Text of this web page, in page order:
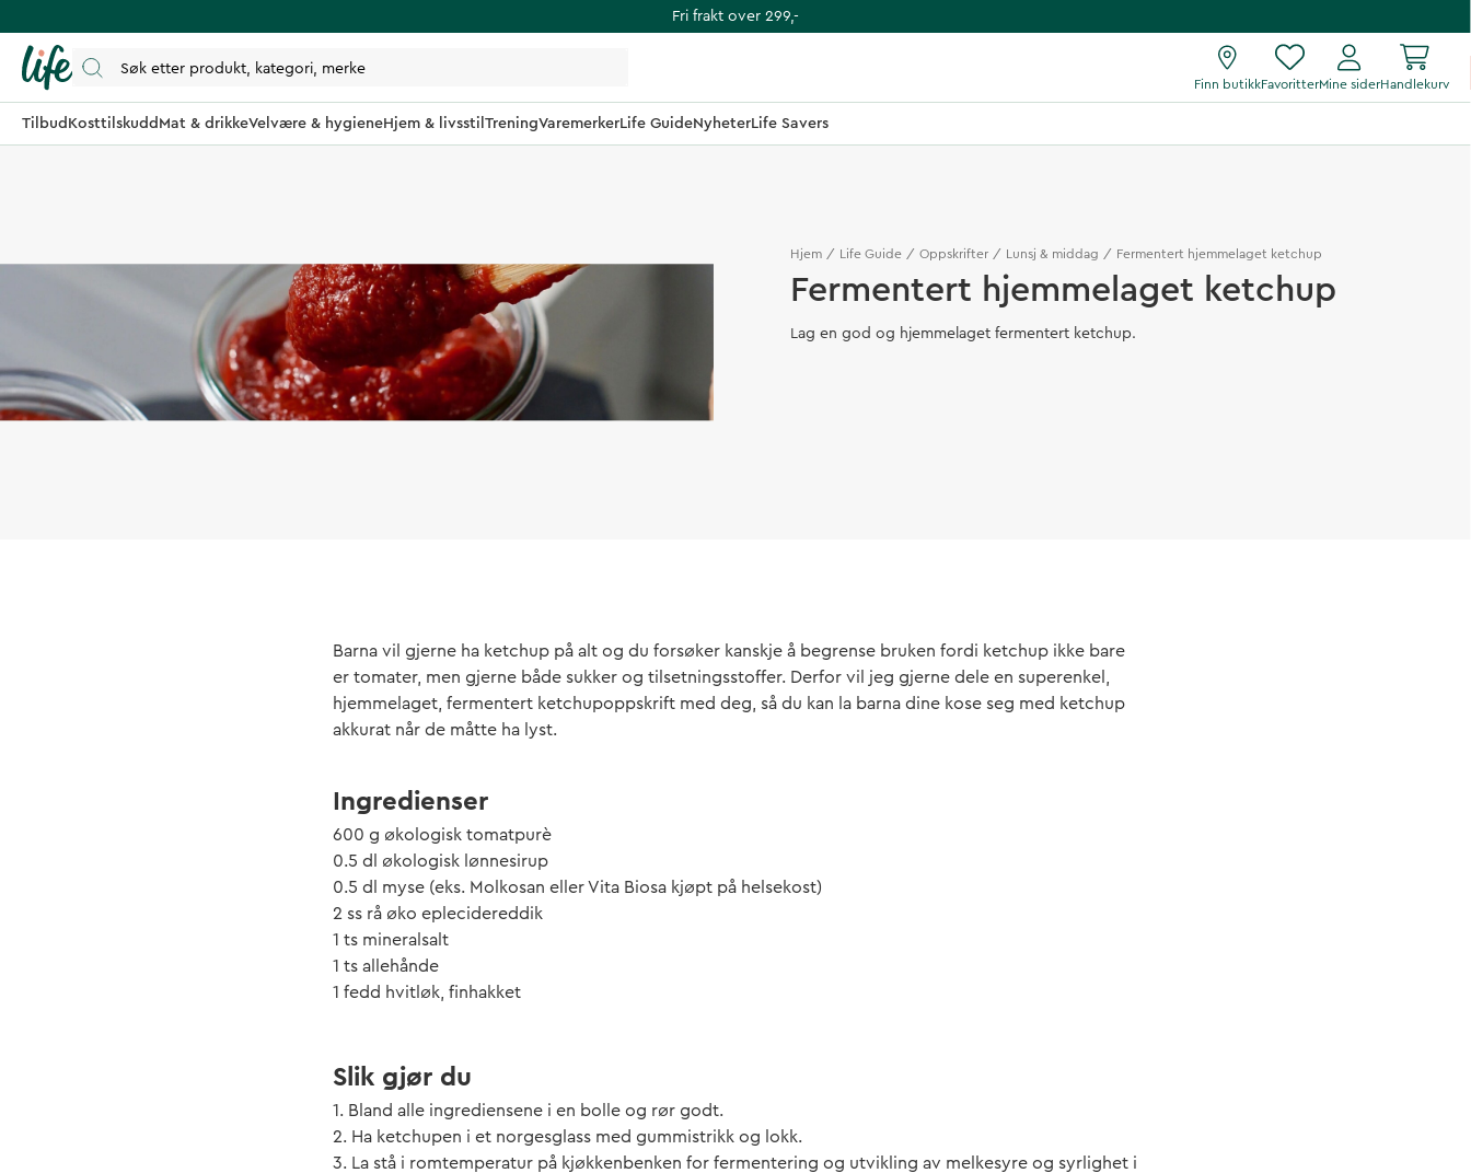
Fri frakt over 299,-
Finn butikkFavoritterMine siderHandlekurv
Tilbud Kosttilskudd Mat & drikkeVelvære & hygieneHjem & livsstil TreningVaremerkerLife GuideNyheterLife Savers
Hjem Life Guide Oppskrifter Lunsj & middag Fermentert hjemmelaget ketchup
Fermentert hjemmelaget ketchup
Lag en god og hjemmelaget fermentert ketchup.
Barna vil gjerne ha ketchup på alt og du forsøker kanskje å begrense bruken fordi ketchup ikke bare
er tomater, men gjerne både sukker og tilsetningsstoffer. Derfor vil jeg gjerne dele en superenkel,
hjemmelaget, fermentert ketchupoppskrift med deg, så du kan la barna dine kose seg med ketchup
akkurat når de måtte ha lyst.
Ingredienser
600 g økologisk tomatpurè
0.5 dl økologisk lønnesirup
0.5 dl myse (eks. Molkosan eller Vita Biosa kjøpt på helsekost)
2 ss rå øko eplecidereddik
1 ts mineralsalt
1 ts allehånde
1 fedd hvitløk, finhakket
Slik gjør du
1. Bland alle ingrediensene i en bolle og rør godt.
2. Ha ketchupen i et norgesglass med gummistrikk og lokk.
3. La stå i romtemperatur på kjøkkenbenken for fermentering og utvikling av melkesyre og syrlighet i